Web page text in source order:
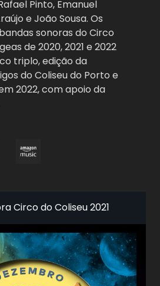
Pinto, Emanuel
e João Sousa. Os
sonoras do Circo
de 2020, 2021 e 2022
triplo, edição da
do Coliseu do Porto e
2022, com apoio da
Circo do Coliseu 2021